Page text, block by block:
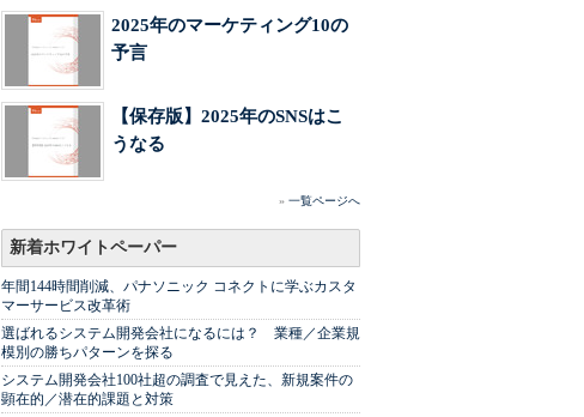
2025年のマーケティング10の
予言
【保存版】2025年のSNSはこ
うなる
» 一覧ページへ
新着ホワイトペーパー
年間144時間削減、パナソニック コネクトに学ぶカスタ
マーサービス改革術
選ばれるシステム開発会社になるには？ 業種／企業規
模別の勝ちパターンを探る
システム開発会社100社超の調査で見えた、新規案件の
顕在的／潜在的課題と対策